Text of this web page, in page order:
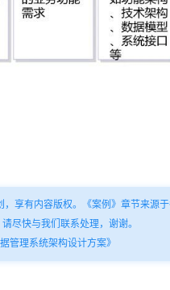
，享有内容版权。《案例》章节来源
尽快与我们联系处理，谢谢。
管理系统架构设计方案》